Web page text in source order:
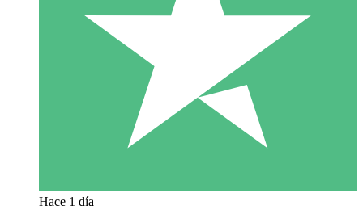
Hace 1 día